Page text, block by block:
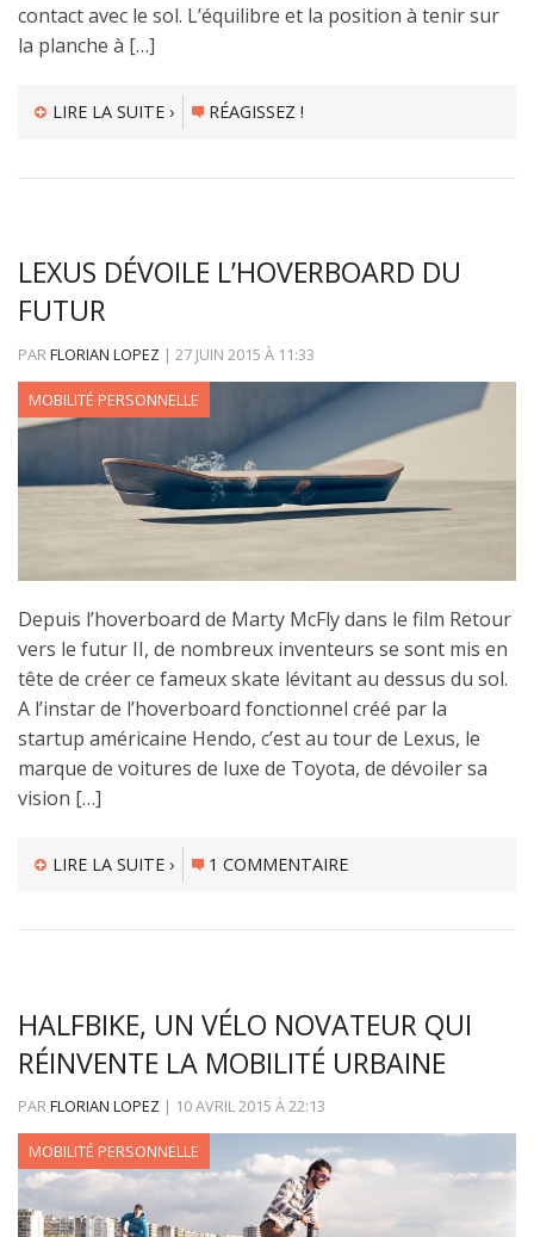
contact avec le sol. L’équilibre et la position à tenir sur
la planche à […]
LIRE LA SUITE › RÉAGISSEZ !
LEXUS DÉVOILE L’HOVERBOARD DU
FUTUR
PAR FLORIAN LOPEZ | 27 JUIN 2015 À 11:33
MOBILITÉ PERSONNELLE
Depuis l’hoverboard de Marty McFly dans le film Retour
vers le futur II, de nombreux inventeurs se sont mis en
tête de créer ce fameux skate lévitant au dessus du sol.
A l’instar de l’hoverboard fonctionnel créé par la
startup américaine Hendo, c’est au tour de Lexus, le
marque de voitures de luxe de Toyota, de dévoiler sa
vision […]
LIRE LA SUITE › 1 COMMENTAIRE
HALFBIKE, UN VÉLO NOVATEUR QUI
RÉINVENTE LA MOBILITÉ URBAINE
PARFLORIAN LOPEZ | 10 AVRIL 2015 À22:13
MOBILITÉ PERSONNELLE